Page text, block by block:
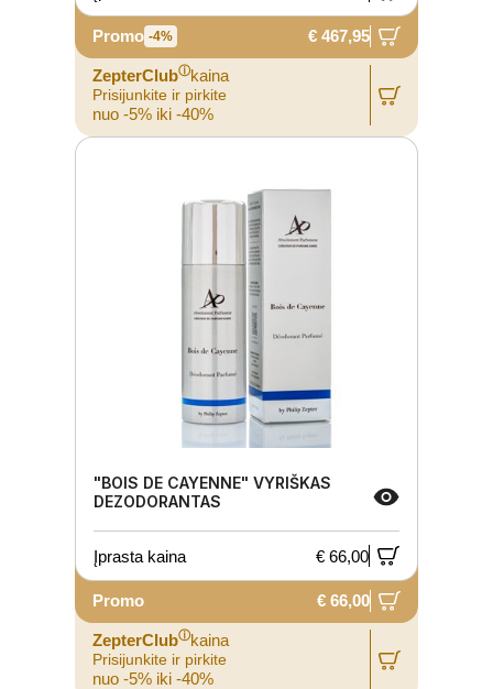
Promo -4% € 467,95
ZepterClubⓘkaina
Prisijunkite ir pirkite
nuo -5% iki -40%
"BOIS DE CAYENNE" VYRIŠKAS
DEZODORANTAS
Įprasta kaina € 66,00
Promo € 66,00
ZepterClubⓘkaina
Prisijunkite ir pirkite
nuo -5% iki -40%